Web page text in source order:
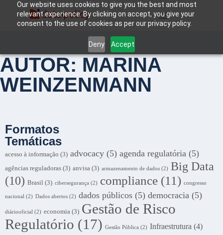
Our website uses cookies to give you the best and most
relevant experience. By clicking on accept, you give your
consent to the use of cookies as per our privacy policy.
Deny Accept
AUTOR: MARINA
WEINZENMANN
Formatos
Temáticas
acesso à informação (3) advocacy (5) agenda regulatória (5)
agências reguladoras (3) anvisa (3) armazenamento de dados (2) Big Data
(10) Brasil (3) cibersegurança (2) compliance (11) congresso
nacional (2) Dados abertos (2) dados públicos (5) democracia (5)
diáriooficial (2) economia (3) Gestão de Risco
Regulatório (17) Gestão Pública (2) Infraestrutura (4)